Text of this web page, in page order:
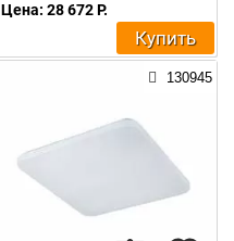
Цена: 28 672 Р.
Купить
130945